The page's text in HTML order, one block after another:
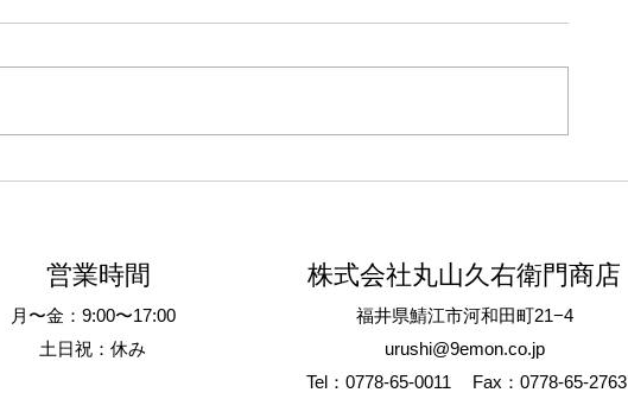
株式会社丸山久右衛門商店
営業時間
月〜金：9:00〜17:00
土日祝：休み
​福井県鯖江市河和田町21−4
urushi@9emon.co.jp
Tel：0778-65-0011
Fax：0778-65-2763